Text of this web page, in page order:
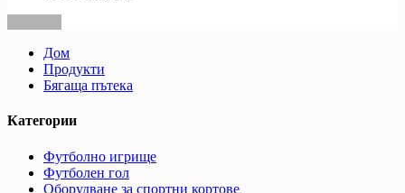
Дом
Продукти
Бягаща пътека
Категории
Футболно игрище
Футболен гол
Оборудване за спортни кортове